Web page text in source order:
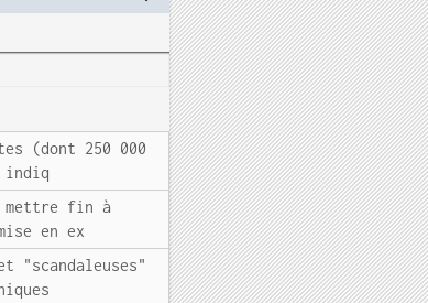
(dont 250 000
indiq
mettre fin à
en ex
"scandaleuses"